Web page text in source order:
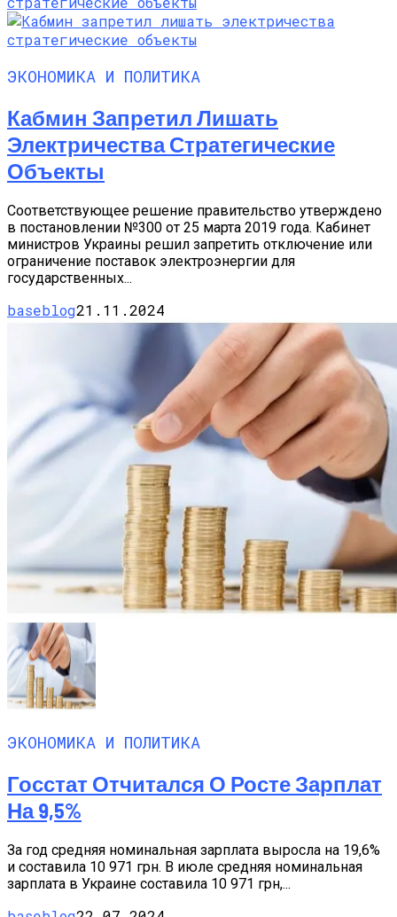
ЭКОНОМИКА И ПОЛИТИКА
Кабмин Запретил Лишать
Электричества Стратегические
Объекты
Соответствующее решение правительство утверждено
в постановлении №300 от 25 марта 2019 года. Кабинет
министров Украины решил запретить отключение или
ограничение поставок электроэнергии для
государственных...
baseblog21.11.2024
ЭКОНОМИКА И ПОЛИТИКА
Госстат Отчитался О Росте Зарплат
На 9,5%
За год средняя номинальная зарплата выросла на 19,6%
и составила 10 971 грн. В июле средняя номинальная
зарплата в Украине составила 10 971 грн,...